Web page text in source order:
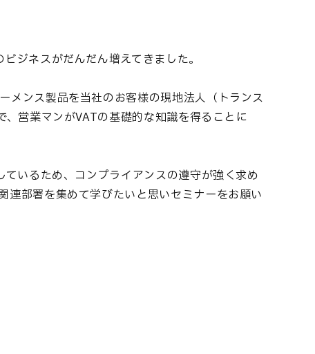
ジネスがだんだん増えてきました。
メンス製品を当社のお客様の現地法人（トランス
営業マンがVATの基礎的な知識を得ることに
いるため、コンプライアンスの遵守が強く求め
連部署を集めて学びたいと思いセミナーをお願い